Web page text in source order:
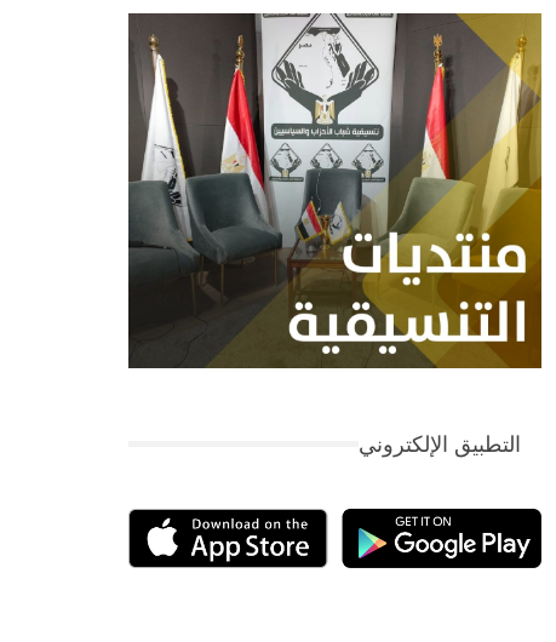
التطبيق الإلكتروني